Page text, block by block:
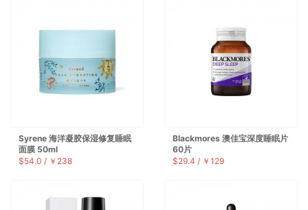
Syrene 海洋凝胶保湿修复睡眠
面膜 50ml
$54.0 / ￥238
Blackmores 澳佳宝深度睡眠片
60片
$29.4 / ￥129